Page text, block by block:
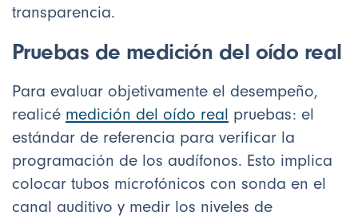
transparencia.
Pruebas de medición del oído real
Para evaluar objetivamente el desempeño,
realicé medición del oído real pruebas: el
estándar de referencia para verificar la
programación de los audífonos. Esto implica
colocar tubos microfónicos con sonda en el
canal auditivo y medir los niveles de